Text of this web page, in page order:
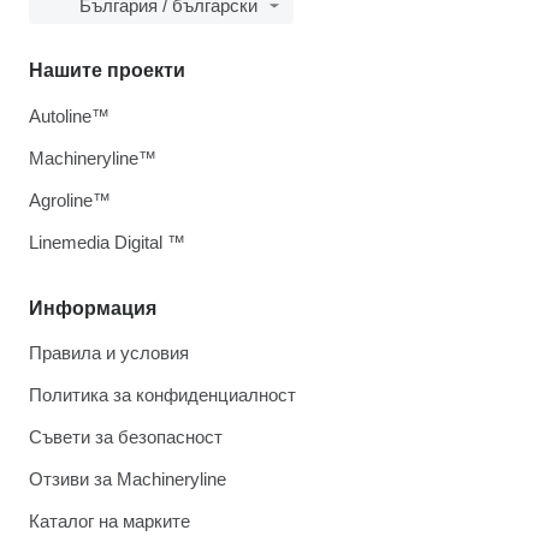
България / български
Информация
Правила и условия
Политика за конфиденциалност
Съвети за безопасност
Отзиви за Machineryline
Каталог на марките
Нашите проекти
Autoline™
Machineryline™
Agroline™
Linemedia Digital ™